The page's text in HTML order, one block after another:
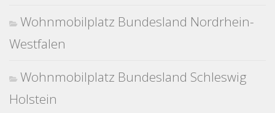
Wohnmobilplatz Bundesland Nordrhein-
Westfalen
Wohnmobilplatz Bundesland Schleswig
Holstein